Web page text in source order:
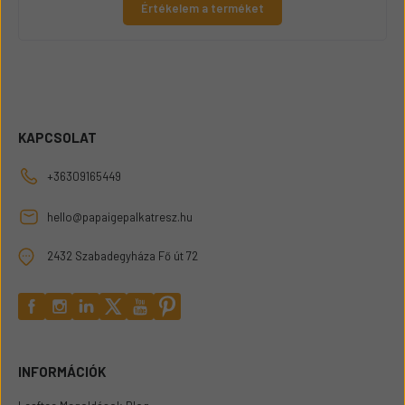
Értékelem a terméket
KAPCSOLAT
+36309165449
hello@papaigepalkatresz.hu
2432 Szabadegyháza Fő út 72
INFORMÁCIÓK